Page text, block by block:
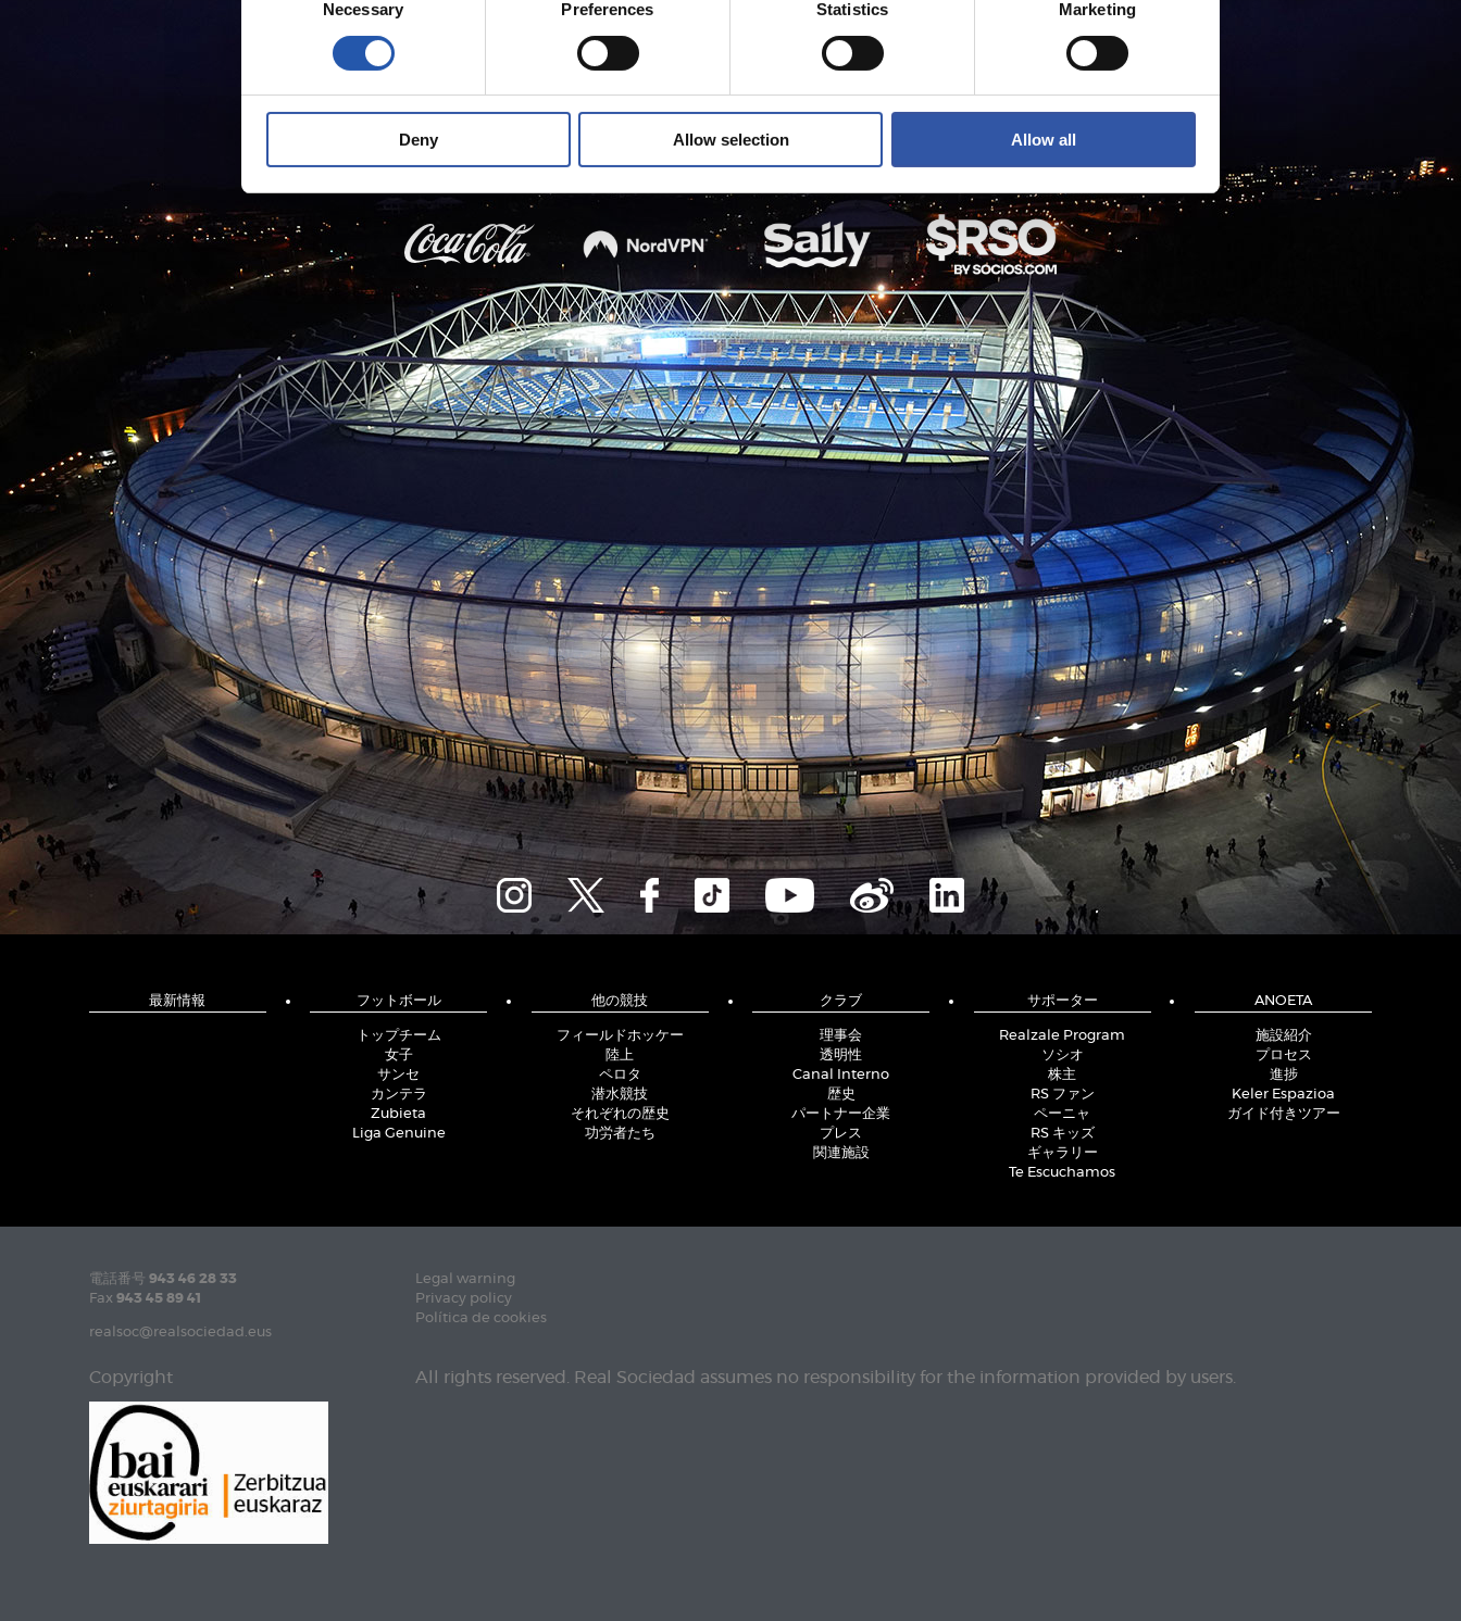
Necessary Preferences Statistics Marketing
Deny Allow selection Allow all
最新情報 フットボール
トップチーム
女子
サンセ
カンテラ
Zubieta
Liga Genuine
他の競技
フィールドホッケー
陸上
ペロタ
潜水競技
それぞれの歴史
功労者たち
クラブ
理事会
透明性
Canal Interno
歴史
パートナー企業
プレス
関連施設
サポーター
Realzale Program
ソシオ
株主
RS ファン
ペーニャ
RS キッズ
ギャラリー
Te Escuchamos
ANOETA
施設紹介
プロセス
進捗
Keler Espazioa
ガイド付きツアー
電話番号 943 46 28 33
Fax 943 45 89 41
realsoc@realsociedad.eus
Legal warning
Privacy policy
Política de cookies
Copyright All rights reserved. Real Sociedad assumes no responsibility for the information provided by users.